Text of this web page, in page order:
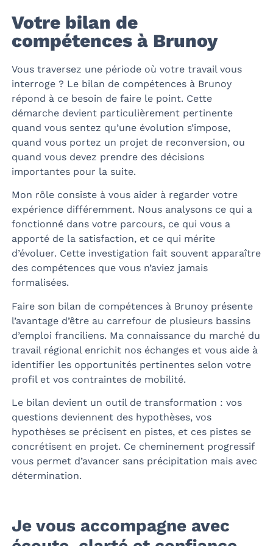
Votre bilan de
compétences à Brunoy
Vous traversez une période où votre travail vous
interroge ? Le bilan de compétences à Brunoy
répond à ce besoin de faire le point. Cette
démarche devient particulièrement pertinente
quand vous sentez qu’une évolution s’impose,
quand vous portez un projet de reconversion, ou
quand vous devez prendre des décisions
importantes pour la suite.
Mon rôle consiste à vous aider à regarder votre
expérience différemment. Nous analysons ce qui a
fonctionné dans votre parcours, ce qui vous a
apporté de la satisfaction, et ce qui mérite
d’évoluer. Cette investigation fait souvent apparaître
des compétences que vous n’aviez jamais
formalisées.
Faire son bilan de compétences à Brunoy présente
l’avantage d’être au carrefour de plusieurs bassins
d’emploi franciliens. Ma connaissance du marché du
travail régional enrichit nos échanges et vous aide à
identifier les opportunités pertinentes selon votre
profil et vos contraintes de mobilité.
Le bilan devient un outil de transformation : vos
questions deviennent des hypothèses, vos
hypothèses se précisent en pistes, et ces pistes se
concrétisent en projet. Ce cheminement progressif
vous permet d’avancer sans précipitation mais avec
détermination.
Je vous accompagne avec